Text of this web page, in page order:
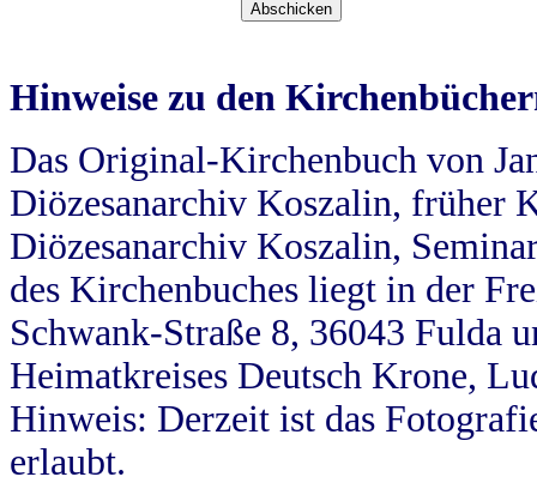
Hinweise zu den
Das Original-Kirchenbuch von
Diözesanarchiv Koszalin, früher
Diözesanarchiv Koszalin,
des Kirchenbuches liegt in der
Schwank-Straße 8, 36043 Fulda
Heimatkreises Deutsch Krone,
Hinweis: Derzeit ist das
erlaubt.